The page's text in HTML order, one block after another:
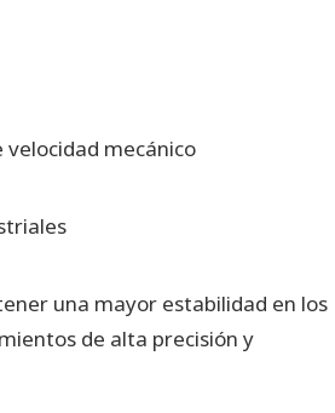
velocidad mecánico
una mayor estabilidad en los
de alta precisión y